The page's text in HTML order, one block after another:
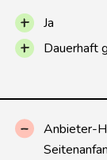
Ja
Dauerhaft
Anbieter-